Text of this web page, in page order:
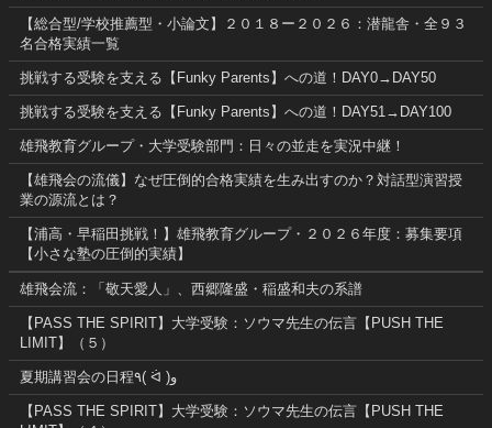
【総合型/学校推薦型・小論文】２０１８ー２０２６：潜龍舎・全９３
名合格実績一覧
挑戦する受験を支える【Funky Parents】への道！DAY0→DAY50
挑戦する受験を支える【Funky Parents】への道！DAY51→DAY100
雄飛教育グループ・大学受験部門：日々の並走を実況中継！
【雄飛会の流儀】なぜ圧倒的合格実績を生み出すのか？対話型演習授
業の源流とは？
【浦高・早稲田挑戦！】雄飛教育グループ・２０２６年度：募集要項
【小さな塾の圧倒的実績】
雄飛会流：「敬天愛人」、西郷隆盛・稲盛和夫の系譜
【PASS THE SPIRIT】大学受験：ソウマ先生の伝言【PUSH THE
LIMIT】（５）
夏期講習会の日程٩( ᐛ )و
【PASS THE SPIRIT】大学受験：ソウマ先生の伝言【PUSH THE